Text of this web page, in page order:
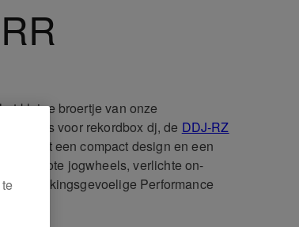
kleine broertje van onze
voor rekordbox dj, de DDJ-RZ
. Hij heeft een compact design en een
met grote jogwheels, verlichte on-
aanrakingsgevoelige Performance